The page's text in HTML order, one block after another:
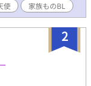
使 家族ものBL
2